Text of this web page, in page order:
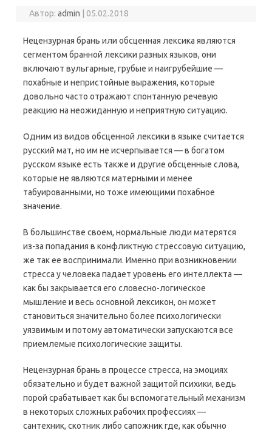
Автор:admin 05.02.2018
Нецензурная брань или обсценная лексика являются
сегментом бранной лексики разных языков, они
включают вульгарные, грубые и наигрубейшие —
похабные и непристойные выражения, которые
довольно часто отражают спонтанную речевую
реакцию на неожиданную и неприятную ситуацию.
Одним из видов обсценной лексики в языке считается
русский мат, но им не исчерпывается — в богатом
русском языке есть также и другие обсценные слова,
которые не являются матерными и менее
табуированными, но тоже имеющими похабное
значение.
В большинстве своем, нормальные люди матерятся
из-за попадания в конфликтную стрессовую ситуацию,
же так ее воспринимали. Именно при возникновении
стресса у человека падает уровень его интеллекта —
как бы закрывается его словесно-логическое
мышление и весь основной лексикон, он может
становиться значительно более психологически
уязвимым и потому автоматически запускаются все
приемлемые психологические защиты.
Нецензурная брань в процессе стресса, на эмоциях
обязательно и будет важной защитой психики, ведь
порой срабатывает как бы вспомогательный механизм
в некоторых сложных рабочих профессиях —
сантехник, скотник либо сапожник где, как обычно